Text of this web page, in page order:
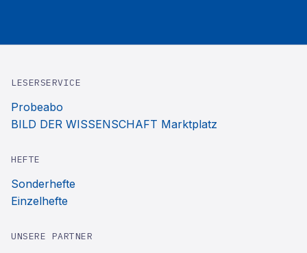
LESERSERVICE
Probeabo
BILD DER WISSENSCHAFT Marktplatz
HEFTE
Sonderhefte
Einzelhefte
UNSERE PARTNER